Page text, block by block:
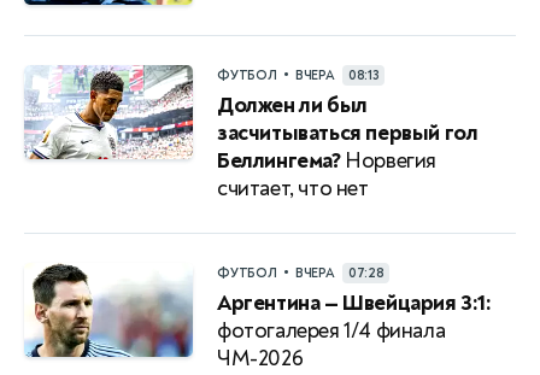
ФУТБОЛ • ВЧЕРА 08:13
Должен ли был
засчитываться первый гол
Беллингема?Норвегия
считает, что нет
ФУТБОЛ • ВЧЕРА 07:28
Аргентина — Швейцария 3:1:
фотогалерея 1/4 финала
ЧМ-2026